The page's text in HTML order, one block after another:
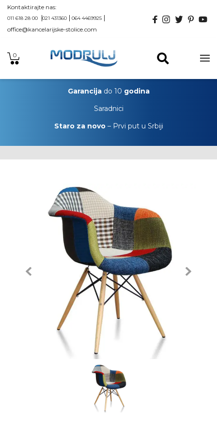
Kontaktirajte nas:
011 618 28 00 021 431360 064 4469925
office@kancelarijske-stolice.com
0
Garancijado 10 godina
Saradnici
Staro za novo– Prvi put u Srbiji
Previous Next